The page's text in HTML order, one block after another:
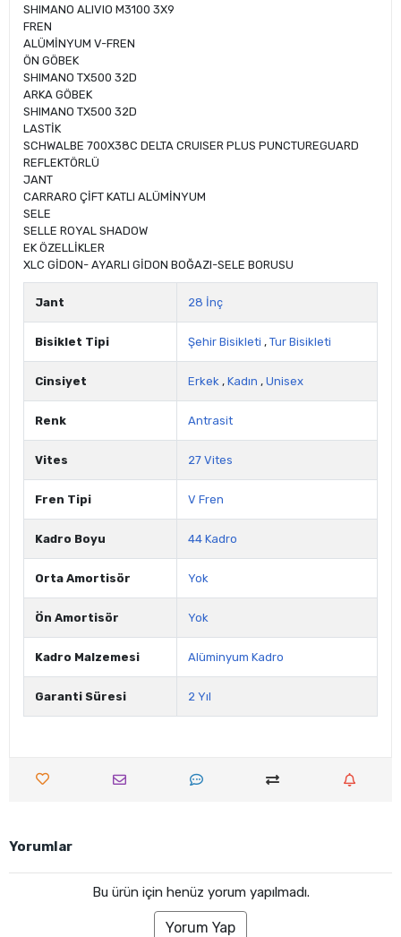
SHIMANO ALIVIO M3100 3X9
FREN
ALÜMİNYUM V-FREN
ÖN GÖBEK
SHIMANO TX500 32D
ARKA GÖBEK
SHIMANO TX500 32D
LASTİK
SCHWALBE 700X38C DELTA CRUISER PLUS PUNCTUREGUARD
REFLEKTÖRLÜ
JANT
CARRARO ÇİFT KATLI ALÜMİNYUM
SELE
SELLE ROYAL SHADOW
EK ÖZELLİKLER
XLC GİDON- AYARLI GİDON BOĞAZI-SELE BORUSU
Jant 28 İnç
Bisiklet Tipi Şehir Bisikleti , Tur Bisikleti
Cinsiyet Erkek , Kadın , Unisex
Renk Antrasit
Vites 27 Vites
Fren Tipi V Fren
Kadro Boyu 44 Kadro
Orta Amortisör Yok
Ön Amortisör Yok
Kadro Malzemesi Alüminyum Kadro
Garanti Süresi 2 Yıl
Yorumlar
Bu ürün için henüz yorum yapılmadı.
Yorum Yap